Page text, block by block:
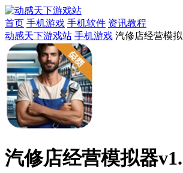
首页 手机游戏 手机软件 资讯教程
动感天下游戏站 手机游戏 汽修店经营模
汽修店经营模拟器